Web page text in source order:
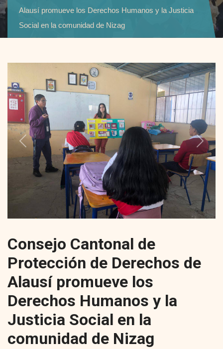
Alausí promueve los Derechos Humanos y la Justicia
Social en la comunidad de Nizag
Previous Next
Consejo Cantonal de
Protección de Derechos de
Alausí promueve los
Derechos Humanos y la
Justicia Social en la
comunidad de Nizag